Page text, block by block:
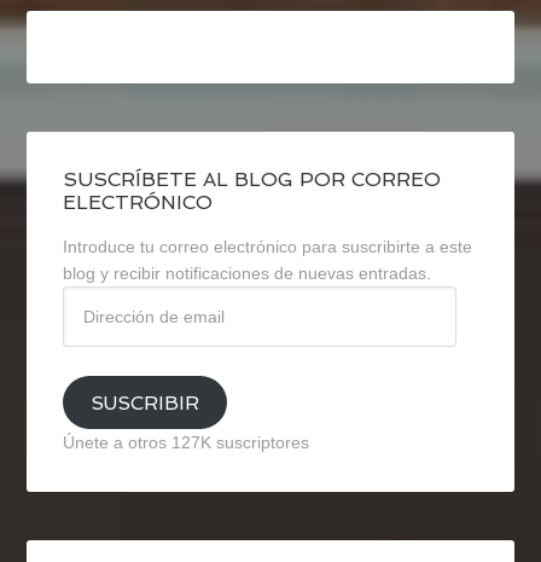
SUSCRÍBETE AL BLOG POR CORREO
ELECTRÓNICO
Introduce tu correo electrónico para suscribirte a este
blog y recibir notificaciones de nuevas entradas.
email
SUSCRIBIR
Únete a otros 127K suscriptores